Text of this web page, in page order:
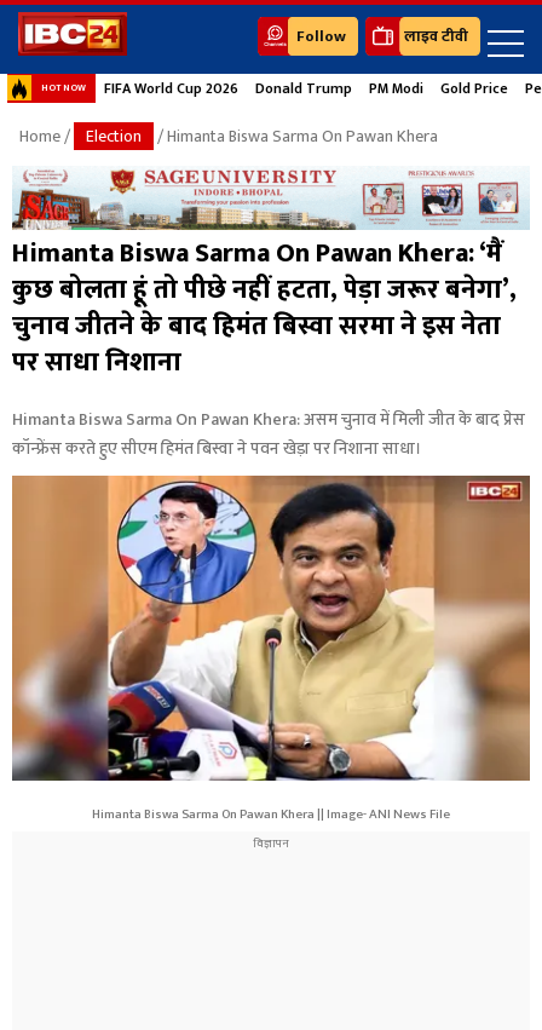
Follow लाइव टीवी
HOT NOW FIFA World Cup 2026 Donald Trump PM Modi Gold Price
Home/ Election / Himanta Biswa Sarma On Pawan Khera
Himanta Biswa Sarma On Pawan Khera: ‘मैं
कुछ बोलता हूं तो पीछे नहीं हटता, पेड़ा जरूर बनेगा’,
चुनाव जीतने के बाद हिमंत बिस्वा सरमा ने इस नेता
पर साधा निशाना
Himanta Biswa Sarma On Pawan Khera: असम चुनाव में मिली जीत के बाद प्रेस
कॉन्फ्रेंस करते हुए सीएम हिमंत बिस्वा ने पवन खेड़ा पर निशाना साधा।
Himanta Biswa Sarma On Pawan Khera || Image- ANI News File